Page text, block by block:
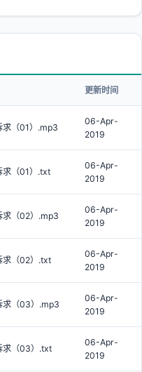
更新时间
求（01）.mp3
06-Apr-
2019
求（01）.txt
06-Apr-
2019
求（02）.mp3
06-Apr-
2019
求（02）.txt
06-Apr-
2019
求（03）.mp3
06-Apr-
2019
求（03）.txt
06-Apr-
2019